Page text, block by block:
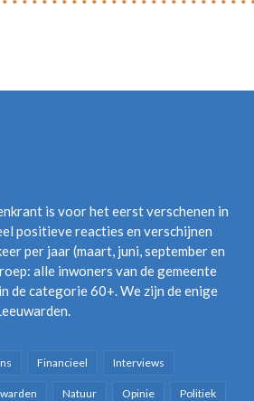
is voor het eerst verschenen in
positieve reacties en verschijnen
per jaar (maart, juni, september en
alle inwoners van de gemeente
de categorie 60+. We zijn de enige
Financieel Interviews
Natuur Opinie Politiek